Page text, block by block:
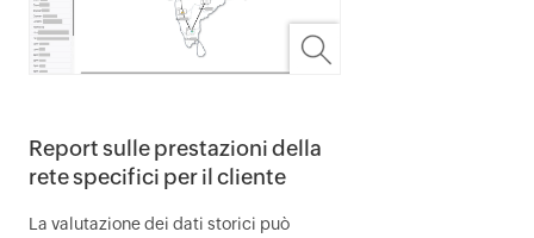
Report sulle prestazioni della
rete specifici per il cliente
La valutazione dei dati storici può